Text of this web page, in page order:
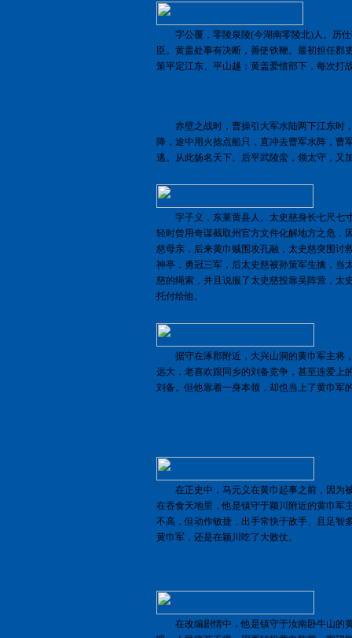
字公覆，零陵泉陵(今湖南零陵北)人。历仕
臣。黄盖处事有决断，善使铁鞭。最初担任郡
策平定江东、平山越；黄盖爱惜部下，每次打
赤壁之战时，曹操引大军水陆两下江东时
降，途中用火捻点船只，直冲去曹军水阵，曹
逃。从此扬名天下。后平武陵蛮，领太守，又
字子义，东莱黄县人。太史慈身长七尺七
轻时曾用奇谋截取州官方文件化解地方之危，
慈母亲，后来黄巾贼围攻孔融，太史慈突围讨
神亭，勇冠三军，后太史慈被孙策军生擒，当
慈的绳索，并且说服了太史慈投靠吴阵营，太
托付给他。
据守在涿郡附近，大兴山洞的黄巾军主将
远大，老喜欢跟同乡的刘备竞争，甚至连爱上
刘备。但他靠着一身本领，却也当上了黄巾军
在正史中，马元义在黄巾起事之前，因为
在吞食天地里，他是镇守于颖川附近的黄巾军
不高，但动作敏捷，出手常快于敌手、且足智
黄巾军，还是在颖川吃了大败仗。
在改编剧情中，他是镇守于汝南卧牛山的